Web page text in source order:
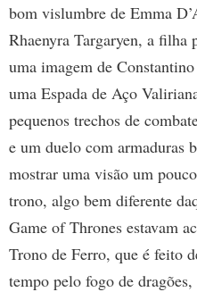
bom vislumbre de Emma
Rhaenyra Targaryen, a
uma imagem de
uma Espada de Aço
pequenos trechos de
e um duelo com armaduras
mostrar uma visão um
trono, algo bem diferente
Game of Thrones estavam
Trono de Ferro, que é feito
tempo pelo fogo de